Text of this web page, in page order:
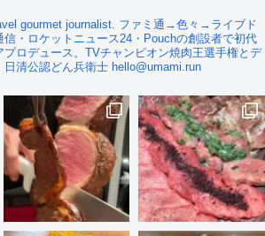
gourmet journalist. ファミ通→色々→ライブド
信・ロケットニュース24・Pouchの創設者で初代
プロデュース。TVチャンピオン焼肉王選手権とデ
日清公認どん兵衛士 hello@umami.run